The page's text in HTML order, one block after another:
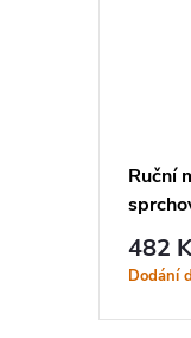
Ruční
ABS/
482
Dodání